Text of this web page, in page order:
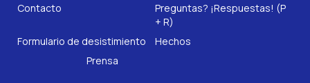
Nuestros complementos alimenticios
Contacto
Preguntas? ¡Respuestas! (P
+ R)
Formulario de desistimiento
Hechos
Prensa